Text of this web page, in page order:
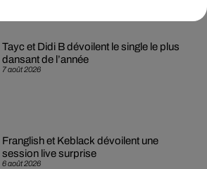
7 août 2026
Tayc et Didi B dévoilent le single le plus
dansant de l’année
6 août 2026
Franglish et Keblack dévoilent une
session live surprise